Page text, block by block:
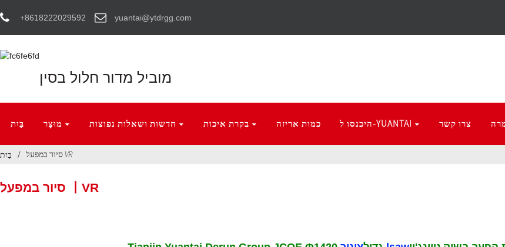
‎+8618222029592 yuantai@ytdrgg.com
מוביל מדור חלול בסין
בַּיִת מוּצָר חדשות ושאלות נפוצות בקרת איכות כמות אריזה היכנסו ל-YUANTAI צרו קשר
בַּיִת סיור במפעל VR
סיור במפעל 丨VR